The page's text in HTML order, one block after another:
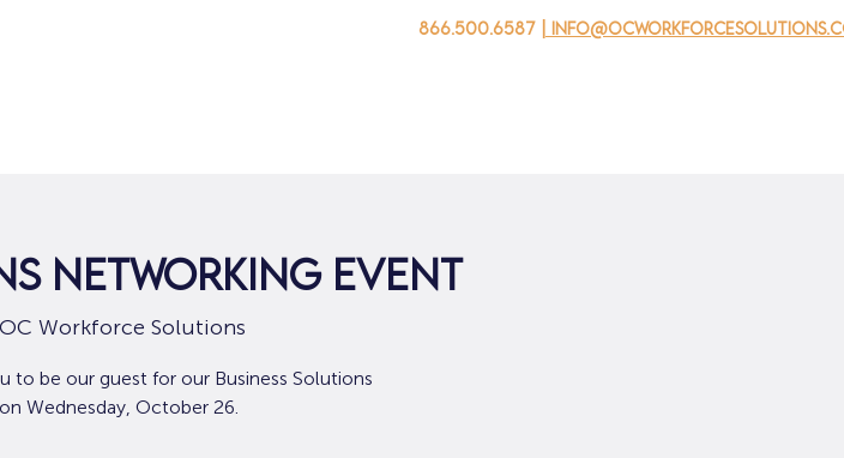
866.500.6587 |
Networking Event
OC Workforce Solutions
to be our guest for our Business Solutions
Wednesday, October 26.